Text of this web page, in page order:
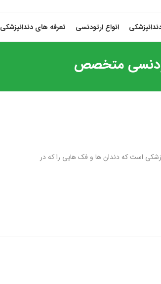
انواع ارتودنسی تعرفه های دندانپزشکی
متخصص
است که دندان ها و فک‌ هایی را که در